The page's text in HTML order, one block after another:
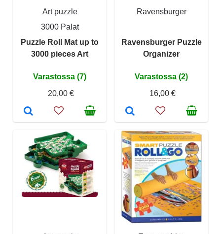
Art puzzle
3000 Palat
Puzzle Roll Mat up to
3000 pieces Art
Varastossa (7)
20,00 €
Ravensburger
Ravensburger Puzzle
Organizer
Varastossa (2)
16,00 €